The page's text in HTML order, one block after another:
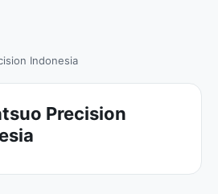
Indonesia
Precision